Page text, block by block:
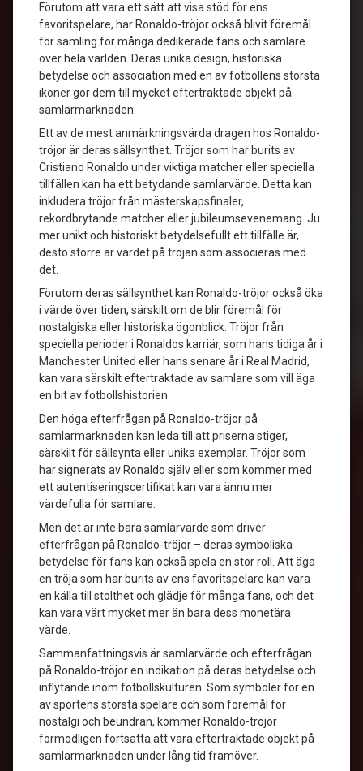
Förutom att vara ett sätt att visa stöd för ens
favoritspelare, har Ronaldo-tröjor också blivit föremål
för samling för många dedikerade fans och samlare
över hela världen. Deras unika design, historiska
betydelse och association med en av fotbollens största
ikoner gör dem till mycket eftertraktade objekt på
samlarmarknaden.
Ett av de mest anmärkningsvärda dragen hos Ronaldo-
tröjor är deras sällsynthet. Tröjor som har burits av
Cristiano Ronaldo under viktiga matcher eller speciella
tillfällen kan ha ett betydande samlarvärde. Detta kan
inkludera tröjor från mästerskapsfinaler,
rekordbrytande matcher eller jubileumsevenemang. Ju
mer unikt och historiskt betydelsefullt ett tillfälle är,
desto större är värdet på tröjan som associeras med
det.
Förutom deras sällsynthet kan Ronaldo-tröjor också öka
i värde över tiden, särskilt om de blir föremål för
nostalgiska eller historiska ögonblick. Tröjor från
speciella perioder i Ronaldos karriär, som hans tidiga år i
Manchester United eller hans senare år i Real Madrid,
kan vara särskilt eftertraktade av samlare som vill äga
en bit av fotbollshistorien.
Den höga efterfrågan på Ronaldo-tröjor på
samlarmarknaden kan leda till att priserna stiger,
särskilt för sällsynta eller unika exemplar. Tröjor som
har signerats av Ronaldo själv eller som kommer med
ett autentiseringscertifikat kan vara ännu mer
värdefulla för samlare.
Men det är inte bara samlarvärde som driver
efterfrågan på Ronaldo-tröjor – deras symboliska
betydelse för fans kan också spela en stor roll. Att äga
en tröja som har burits av ens favoritspelare kan vara
en källa till stolthet och glädje för många fans, och det
kan vara värt mycket mer än bara dess monetära
värde.
Sammanfattningsvis är samlarvärde och efterfrågan
på Ronaldo-tröjor en indikation på deras betydelse och
inflytande inom fotbollskulturen. Som symboler för en
av sportens största spelare och som föremål för
nostalgi och beundran, kommer Ronaldo-tröjor
förmodligen fortsätta att vara eftertraktade objekt på
samlarmarknaden under lång tid framöver.